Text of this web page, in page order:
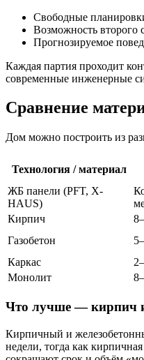
Свободные
Возможность второго
Прогнозируемое
Каждая партия проходит
современные инженерные
Сравнение
Дом можно построить из
Технология / материал
ЖБ панели (PFT, X-
HAUS)
Кирпич
Газобетон
Каркас
Монолит
Что лучше — кирпич
Кирпичный и
недели, тогда как